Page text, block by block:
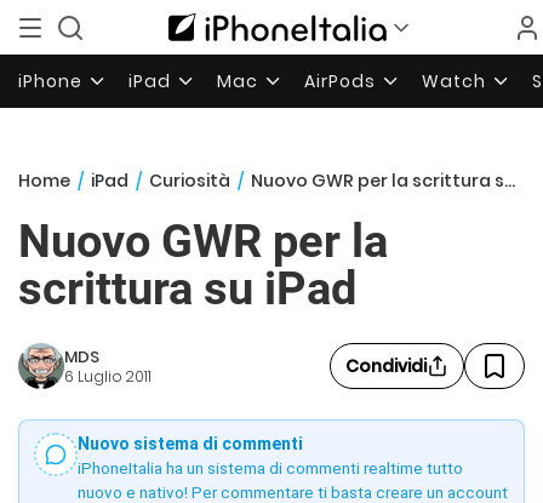
iPhone iPad Mac AirPods Watch
Home / iPad / Curiosità / Nuovo GWR per la scrittura su iPad
Nuovo GWR per la
scrittura su iPad
MDS
6 Luglio 2011 Condividi
Nuovo sistema di commenti
iPhoneItalia ha un sistema di commenti realtime tutto
nuovo e nativo! Per commentare ti basta creare un account